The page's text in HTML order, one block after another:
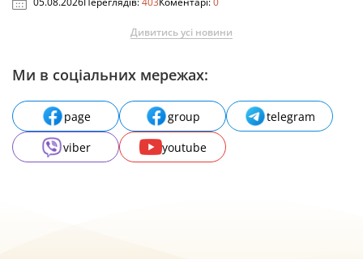
Дивитись усі новини
Ми в соціальних мережах:
page group
telegram
viber
youtube